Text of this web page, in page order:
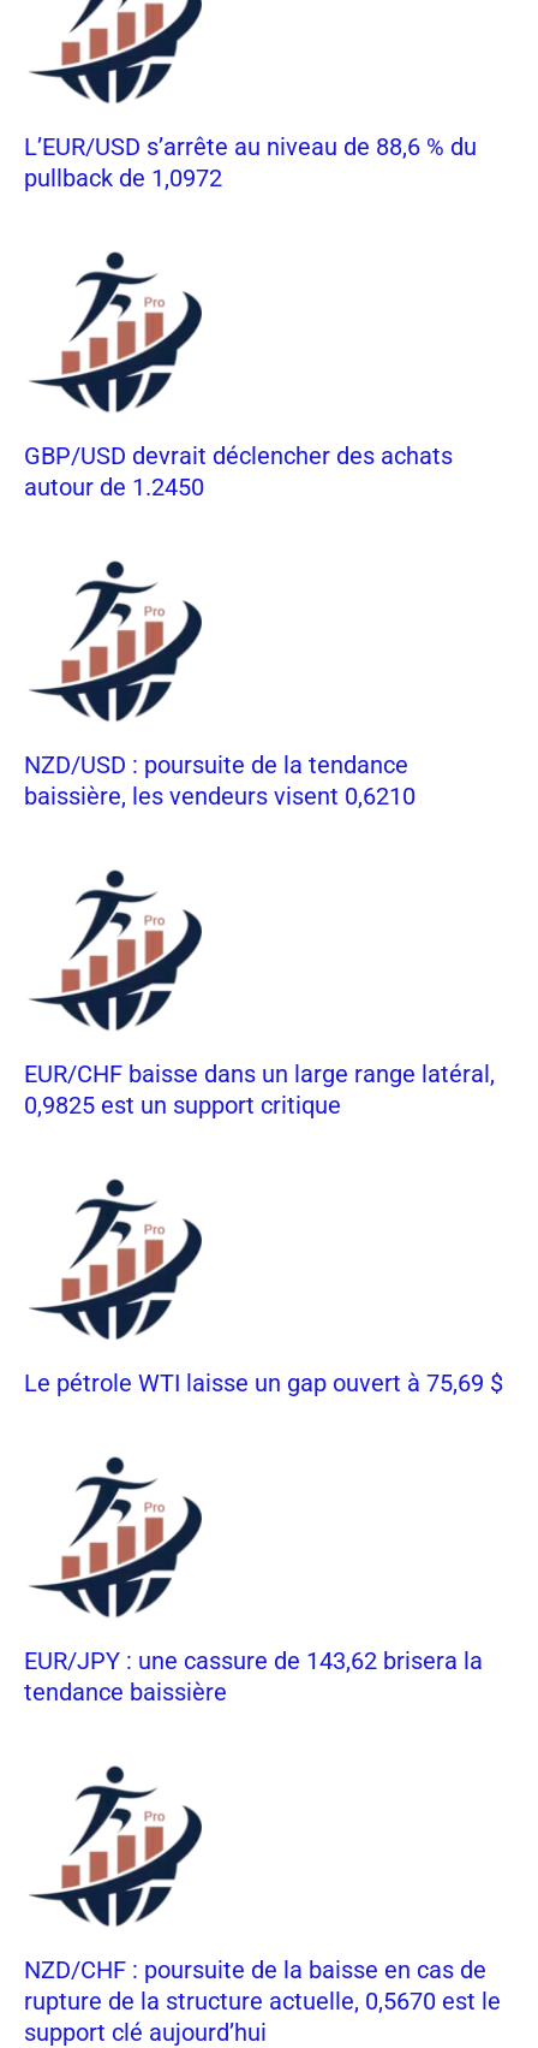
L’EUR/USD s’arrête au niveau de 88,6 % du
pullback de 1,0972
GBP/USD devrait déclencher des achats
autour de 1.2450
NZD/USD : poursuite de la tendance
baissière, les vendeurs visent 0,6210
EUR/CHF baisse dans un large range latéral,
0,9825 est un support critique
Le pétrole WTI laisse un gap ouvert à 75,69 $
EUR/JPY : une cassure de 143,62 brisera la
tendance baissière
NZD/CHF : poursuite de la baisse en cas de
rupture de la structure actuelle, 0,5670 est le
support clé aujourd’hui